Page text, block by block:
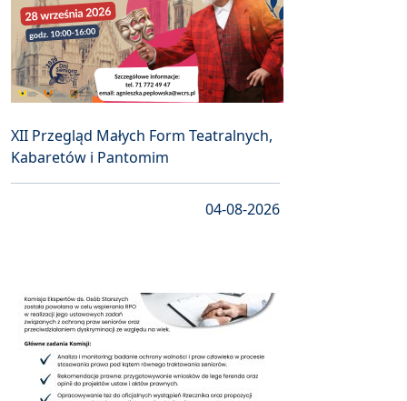
XII Przegląd Małych Form Teatralnych,
Kabaretów i Pantomim
04-08-2026